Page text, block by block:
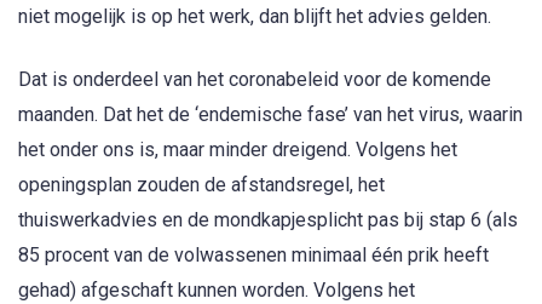
niet mogelijk is op het werk, dan blijft het advies gelden.
Dat is onderdeel van het coronabeleid voor de komende
maanden. Dat het de ‘endemische fase’ van het virus, waarin
het onder ons is, maar minder dreigend. Volgens het
openingsplan zouden de afstandsregel, het
thuiswerkadvies en de mondkapjesplicht pas bij stap 6 (als
85 procent van de volwassenen minimaal één prik heeft
gehad) afgeschaft kunnen worden. Volgens het